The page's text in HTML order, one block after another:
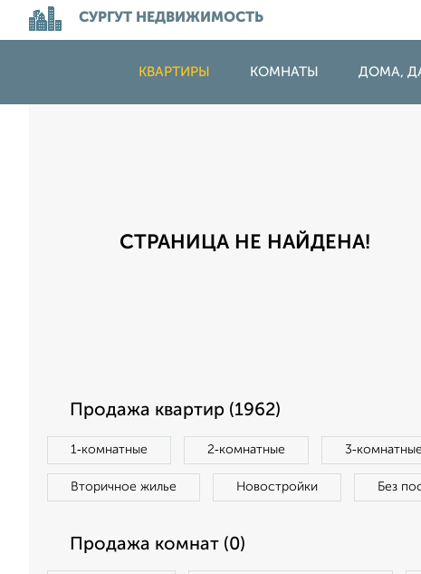
СУРГУТ НЕДВИЖИМОСТЬ
КВАРТИРЫ КОМНАТЫ ДОМА,
СТРАНИЦА НЕ НАЙДЕНА!
Продажа квартир (1962)
1‑комнатные 2‑комнатные 3‑комнатные
Вторичное жилье Новостройки Без
Продажа комнат (0)